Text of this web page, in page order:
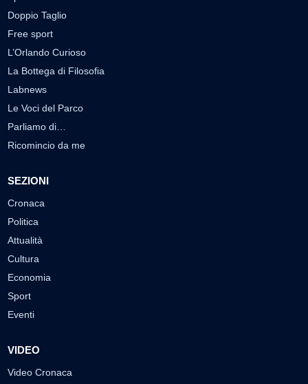
Doppio Taglio
Free sport
L’Orlando Curioso
La Bottega di Filosofia
Labnews
Le Voci del Parco
Parliamo di…
Ricomincio da me
SEZIONI
Cronaca
Politica
Attualità
Cultura
Economia
Sport
Eventi
VIDEO
Video Cronaca